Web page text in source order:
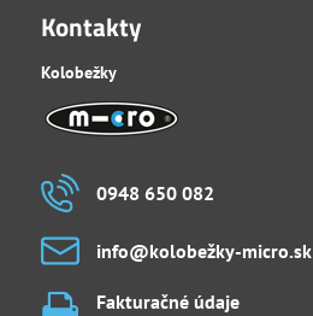
Kontakty
Kolobežky
0948 650 082
info​@kolobežky-micro​.sk
Fakturačné údaje